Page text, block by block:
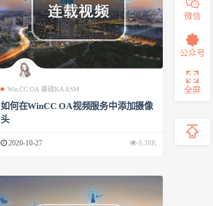
WinCC OA 基础KAASM
如何在WinCC OA视频服务中添加摄像
头
2020-10-27 6.38K
微信
公众号
全屏